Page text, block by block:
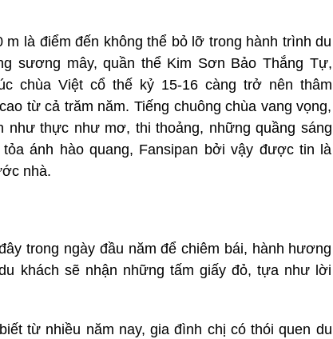
là điểm đến không thể bỏ lỡ trong hành trình du
sương mây, quần thể Kim Sơn Bảo Thắng Tự,
chùa Việt cổ thế kỷ 15-16 càng trở nên thâm
từ cả trăm năm. Tiếng chuông chùa vang vọng,
thực như mơ, thi thoảng, những quầng sáng
ánh hào quang, Fansipan bởi vậy được tin là
nhà.
trong ngày đầu năm để chiêm bái, hành hương
khách sẽ nhận những tấm giấy đỏ, tựa như lời
từ nhiều năm nay, gia đình chị có thói quen du